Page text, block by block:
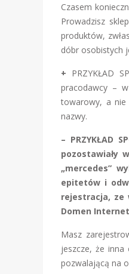
Czasem
Prowadzisz
produktów,
dóbr osobistych
+ PRZYKŁAD
pracodawcy –
towarowy, a nie
nazwy.
– PRZYKŁAD
pozostawiały
„mercedes”
epitetów i
rejestracja, ze
Domen
Masz
jeszcze, że inna
pozwalającą na